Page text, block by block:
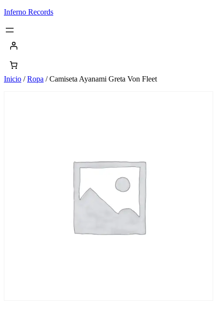
Saltar
contenido
Inferno Records
Inicio /Ropa / Camiseta Ayanami Greta Von Fleet